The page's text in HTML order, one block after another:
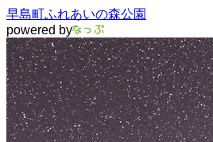
早島町ふれあいの森公園
powered by